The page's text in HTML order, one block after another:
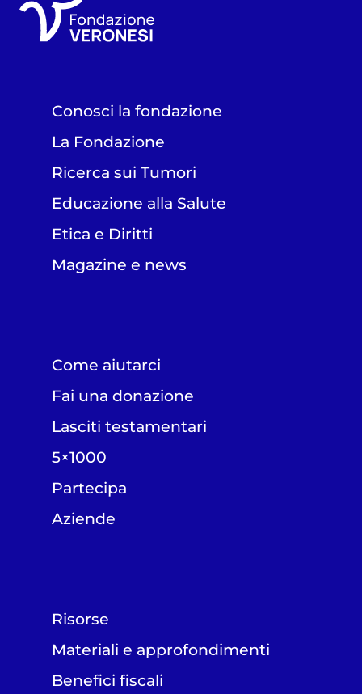
Conosci la fondazione
La Fondazione
Ricerca sui Tumori
Educazione alla Salute
Etica e Diritti
Magazine e news
Come aiutarci
Fai una donazione
Lasciti testamentari
5×1000
Partecipa
Aziende
Risorse
Materiali e approfondimenti
Benefici fiscali